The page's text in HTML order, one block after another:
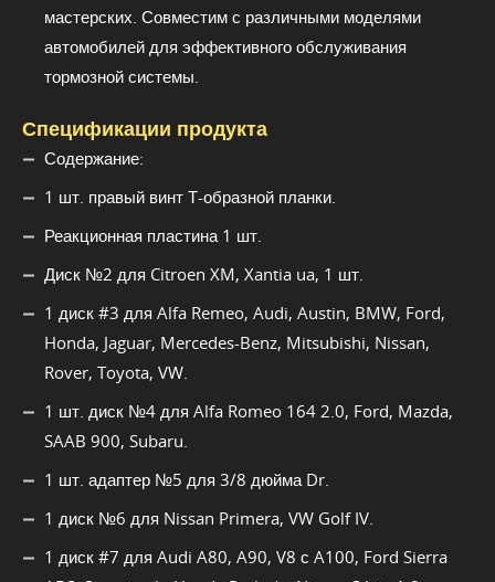
мастерских. Совместим с различными моделями
автомобилей для эффективного обслуживания
тормозной системы.
Спецификации продукта
Содержание:
1 шт. правый винт Т-образной планки.
Реакционная пластина 1 шт.
Диск №2 для Citroen XM, Xantia ua, 1 шт.
1 диск #3 для Alfa Remeo, Audi, Austin, BMW, Ford,
Honda, Jaguar, Mercedes-Benz, Mitsubishi, Nissan,
Rover, Toyota, VW.
1 шт. диск №4 для Alfa Romeo 164 2.0, Ford, Mazda,
SAAB 900, Subaru.
1 шт. адаптер №5 для 3/8 дюйма Dr.
1 диск №6 для Nissan Primera, VW Golf IV.
1 диск #7 для Audi A80, A90, V8 с A100, Ford Sierra